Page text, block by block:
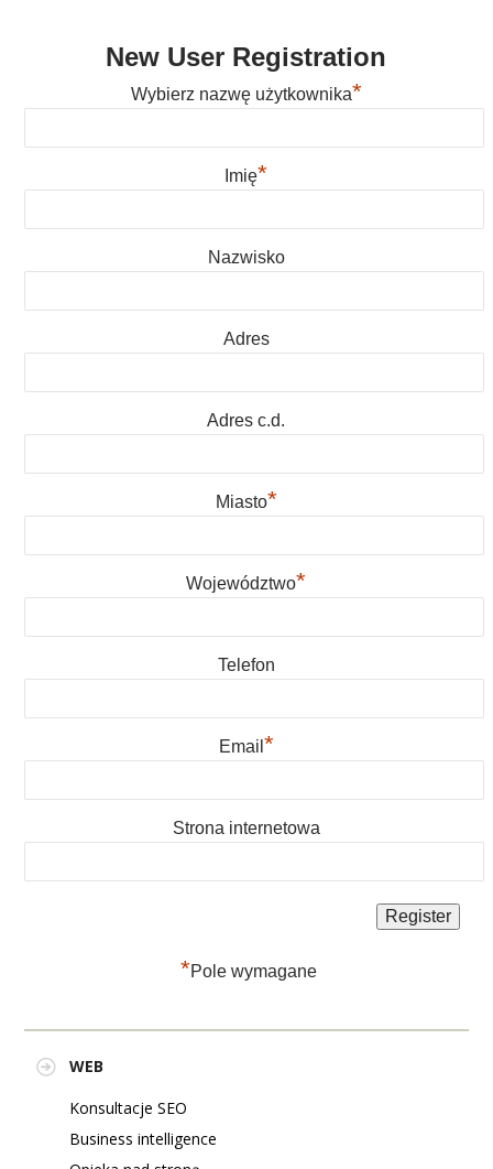
New User Registration
Wybierz nazwę użytkownika*
Imię*
Nazwisko
Adres
Adres c.d.
Miasto*
Województwo*
Telefon
Email *
Strona internetowa
*Pole wymagane
WEB
Konsultacje SEO
Business intelligence